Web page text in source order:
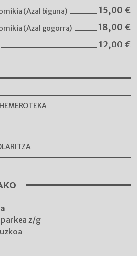
(Azal biguna) 15,00 €
(Azal gogorra) 18,00 €
12,00 €
z/g